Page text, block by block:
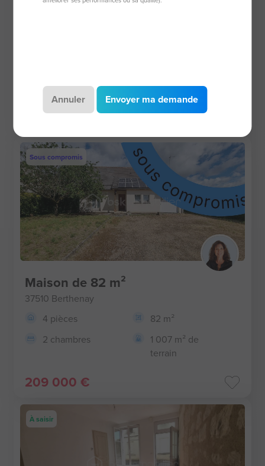
121 900 €
Sous compromis
Maison de 82 m²
37510 Berthenay
4 pièces
82 m²
2 chambres
1 007 m² de
terrain
209 000 €
À saisir
Annuler Envoyer ma demande